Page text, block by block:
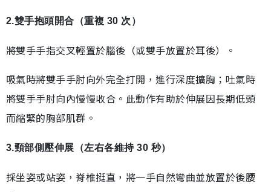
2.雙手抱頭開合（重複 30 次）
將雙手手指交叉輕置於腦後（或雙手放置於耳後）。
吸氣時將雙手手肘向外完全打開，進行深度擴胸；吐氣時
將雙手手肘向內慢慢收合。此動作有助於伸展因長期低頭
而縮緊的胸部肌群。
3.頸部側壓伸展（左右各維持 30 秒）
採坐姿或站姿，脊椎挺直，將一手自然彎曲並放置於後腰